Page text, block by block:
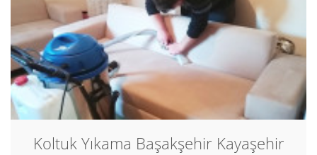
Koltuk Yıkama Başakşehir Kayaşehir